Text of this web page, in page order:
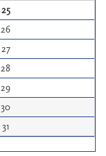
25
26
27
28
29
30
31